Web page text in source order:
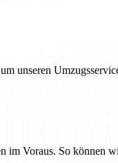
unseren
im Voraus. So können